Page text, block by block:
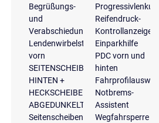
Begrüßungs-
und
Verabschiedungslicht
Lendenwirbelstützen
vorn
SEITENSCHEIBEN
HINTEN +
HECKSCHEIBE
ABGEDUNKELT
Seitenscheiben
Progressivlenkung
Reifendruck-
Kontrollanzeige
Einparkhilfe
PDC vorn und
hinten
Fahrprofilauswahl
Notbrems-
Assistent
Wegfahrsperre